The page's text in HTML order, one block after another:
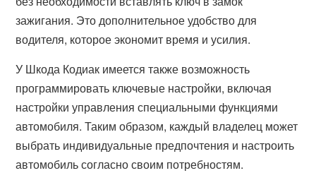
зажигания. Это дополнительное удобство для
водителя, которое экономит время и усилия.
У Шкода Кодиак имеется также возможность
программировать ключевые настройки, включая
настройки управления специальными функциями
автомобиля. Таким образом, каждый владелец может
выбрать индивидуальные предпочтения и настроить
автомобиль согласно своим потребностям.